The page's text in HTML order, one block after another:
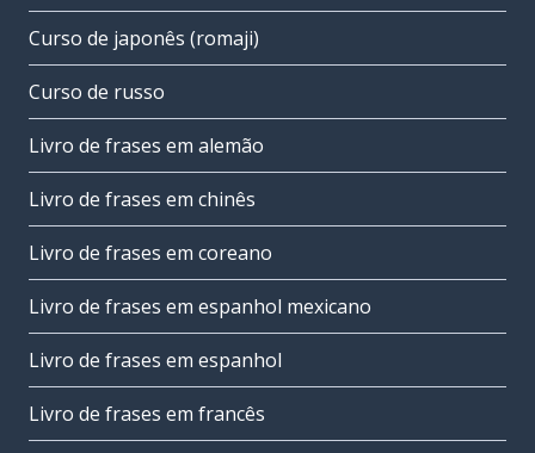
Curso de japonês (romaji)
Curso de russo
Livro de frases em alemão
Livro de frases em chinês
Livro de frases em coreano
Livro de frases em espanhol mexicano
Livro de frases em espanhol
Livro de frases em francês